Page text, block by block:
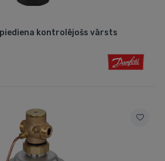
kontrolējošs vārsts